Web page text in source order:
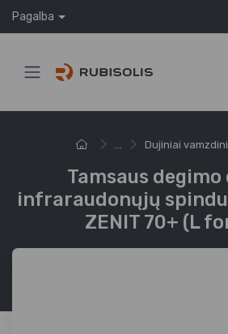
Pagalba
... Dujiniai
Tamsaus
infraraudonųjų
ZENIT 70+ (L